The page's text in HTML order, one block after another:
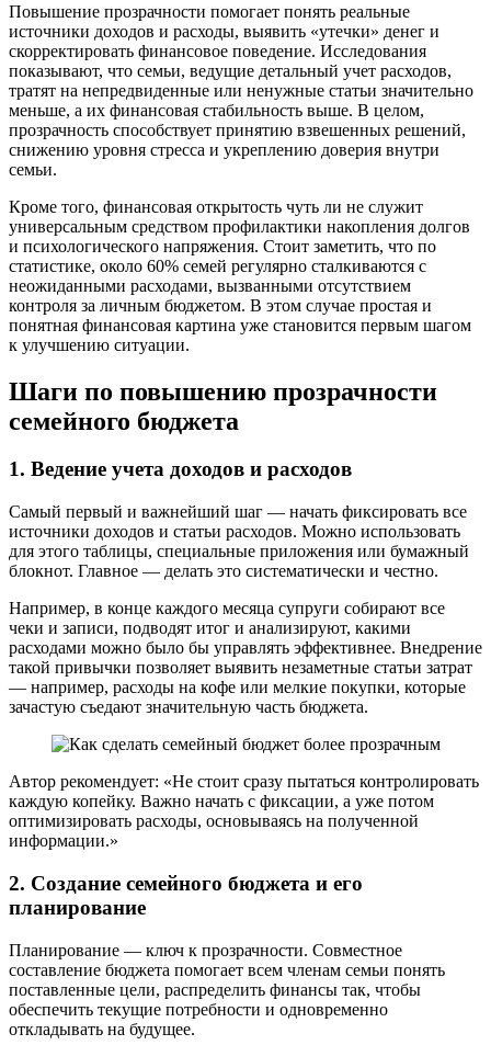
Повышение прозрачности помогает понять реальные
источники доходов и расходы, выявить «утечки» денег и
скорректировать финансовое поведение. Исследования
показывают, что семьи, ведущие детальный учет расходов,
тратят на непредвиденные или ненужные статьи значительно
меньше, а их финансовая стабильность выше. В целом,
прозрачность способствует принятию взвешенных решений,
снижению уровня стресса и укреплению доверия внутри
семьи.
Кроме того, финансовая открытость чуть ли не служит
универсальным средством профилактики накопления долгов
и психологического напряжения. Стоит заметить, что по
статистике, около 60% семей регулярно сталкиваются с
неожиданными расходами, вызванными отсутствием
контроля за личным бюджетом. В этом случае простая и
понятная финансовая картина уже становится первым шагом
к улучшению ситуации.
Шаги по повышению прозрачности
семейного бюджета
1. Ведение учета доходов и расходов
Самый первый и важнейший шаг — начать фиксировать все
источники доходов и статьи расходов. Можно использовать
для этого таблицы, специальные приложения или бумажный
блокнот. Главное — делать это систематически и честно.
Например, в конце каждого месяца супруги собирают все
чеки и записи, подводят итог и анализируют, какими
расходами можно было бы управлять эффективнее. Внедрение
такой привычки позволяет выявить незаметные статьи затрат
— например, расходы на кофе или мелкие покупки, которые
зачастую съедают значительную часть бюджета.
Автор рекомендует: «Не стоит сразу пытаться контролировать
каждую копейку. Важно начать с фиксации, а уже потом
оптимизировать расходы, основываясь на полученной
информации.»
2. Создание семейного бюджета и его
планирование
Планирование — ключ к прозрачности. Совместное
составление бюджета помогает всем членам семьи понять
поставленные цели, распределить финансы так, чтобы
обеспечить текущие потребности и одновременно
откладывать на будущее.